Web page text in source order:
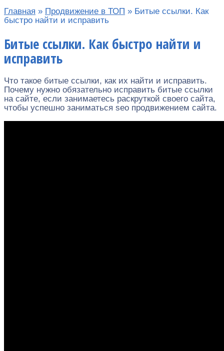
Главная » Продвижение в ТОП » Битые ссылки. Как
быстро найти и исправить
Битые ссылки. Как быстро найти и
исправить
Что такое битые ссылки, как их найти и исправить.
Почему нужно обязательно исправить битые ссылки
на сайте, если занимаетесь раскруткой своего сайта,
чтобы успешно заниматься seo продвижением сайта.